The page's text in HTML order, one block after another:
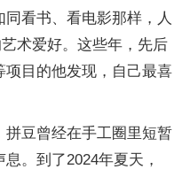
看书、看电影那样，人
术爱好。这些年，先后
目的他发现，自己最喜
豆曾经在手工圈里短暂
。到了2024年夏天，